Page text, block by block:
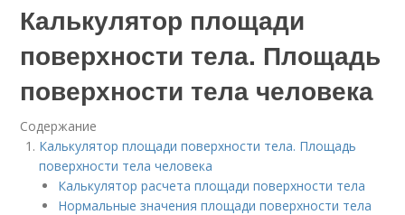
Калькулятор площади
поверхности тела. Площадь
поверхности тела человека
Содержание
Калькулятор площади поверхности тела. Площадь
поверхности тела человека
Калькулятор расчета площади поверхности тела
Нормальные значения площади поверхности тела